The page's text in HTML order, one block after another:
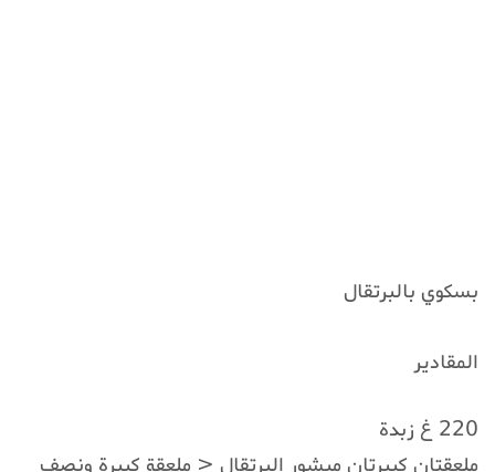
بسكوي بالبرتقال
المقادير
220 غ زبدة
ملعقتان كبيرتان مبشور البرتقال < ملعقة كبيرة ونصف